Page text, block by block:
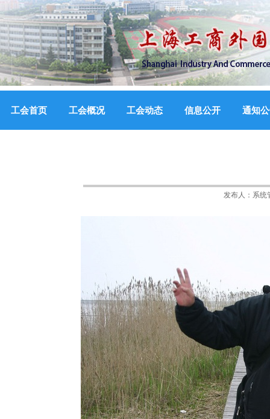
工会首页 工会概况 工会动态 信息公开 通知
发布人： 系统